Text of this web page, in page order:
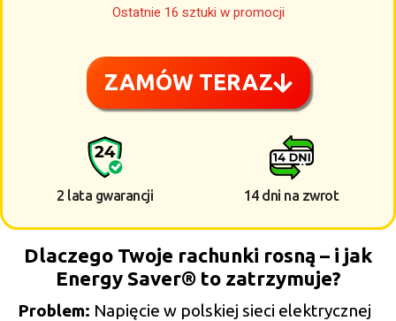
Ostatnie 16 sztuki w promocji
ZAMÓW TERAZ
2 lata gwarancji 14 dni na zwrot
Dlaczego Twoje rachunki rosną – i jak
Energy Saver® to zatrzymuje?
Problem: Napięcie w polskiej sieci elektrycznej